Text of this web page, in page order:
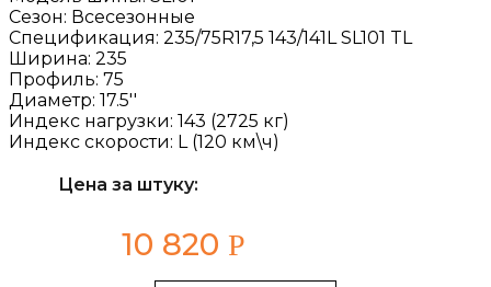
Сезон: Всесезонные
Спецификация: 235/75R17,5 143/141L SL101 TL
Ширина: 235
Профиль: 75
Диаметр: 17.5''
Индекс нагрузки: 143 (2725 кг)
Индекс скорости: L (120 км\ч)
Цена за штуку:
10 820 Р